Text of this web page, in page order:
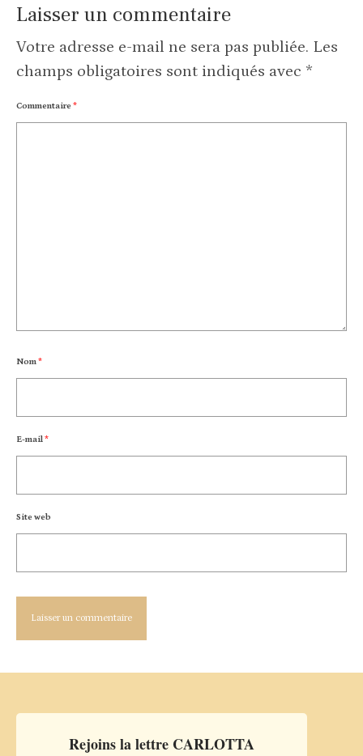
Laisser un commentaire
Votre adresse e-mail ne sera pas publiée. Les
champs obligatoires sont indiqués avec *
Commentaire *
Nom*
E-mail*
Site web
Rejoins la lettre CARLOTTA